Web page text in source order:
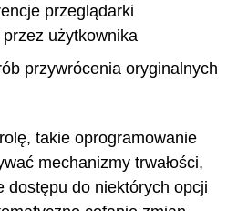
przeglądarki
użytkownika
przywrócenia oryginalnych
takie oprogramowanie
mechanizmy trwałości,
dostępu do niektórych opcji